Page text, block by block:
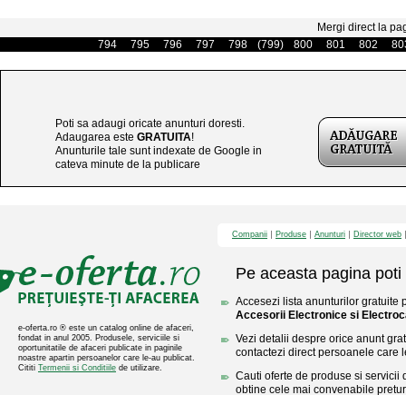
Mergi direct la
794
795 796 797 798 (799) 800 801 802
Poti sa adaugi oricate anunturi doresti.
Adaugarea este GRATUITA!
Anunturile tale sunt indexate de Google in
cateva minute de la publicare
e-oferta.ro ® este un catalog online de afaceri,
fondat in anul 2005. Produsele, serviciile si
oportunitatile de afaceri publicate in paginile
noastre apartin persoanelor care le-au publicat.
Cititi Termenii si Conditiile de utilizare.
Companii Produse Anunturi Director web
Pe aceasta pagina poti
Accesezi lista anunturilor gratuite
Accesorii Electronice si
Vezi detalii despre orice anunt
contactezi direct persoanele care
Cauti oferte de produse si servicii
obtine cele mai convenabile